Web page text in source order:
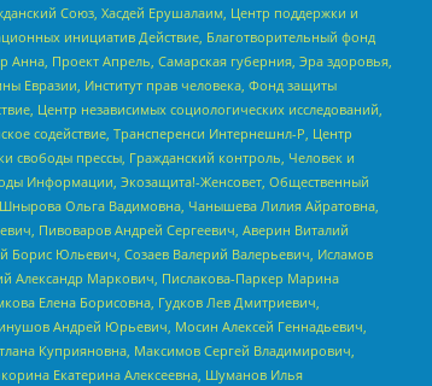
Союз, Хасдей Ерушалаим, Центр поддержки и
инициатив Действие, Благотворительный фонд
Проект Апрель, Самарская губерния, Эра здоровья,
Евразии, Институт прав человека, Фонд защиты
Центр независимых социологических исследований,
содействие, Трансперенси Интернешнл-Р, Центр
свободы прессы, Гражданский контроль, Человек и
Информации, Экозащита!-Женсовет, Общественный
Ольга Вадимовна, Чанышева Лилия Айратовна,
Пивоваров Андрей Сергеевич, Аверин Виталий
Юльевич, Созаев Валерий Валерьевич, Исламов
Александр Маркович, Пислакова-Паркер Марина
Елена Борисовна, Гудков Лев Дмитриевич,
Андрей Юрьевич, Мосин Алексей Геннадьевич,
Куприяновна, Максимов Сергей Владимирович,
Екатерина Алексеевна, Шуманов Илья